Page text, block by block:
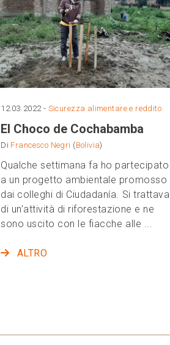
12.03.2022 - Sicurezza alimentare e reddito
El Choco de Cochabamba
Di Francesco Negri (Bolivia)
Qualche settimana fa ho partecipato
a un progetto ambientale promosso
dai colleghi di Ciudadanía. Si trattava
di un’attività di riforestazione e ne
sono uscito con le fiacche alle ...
ALTRO